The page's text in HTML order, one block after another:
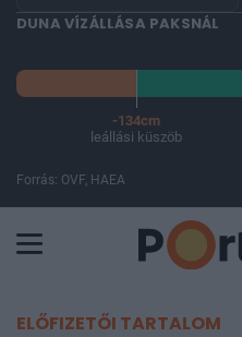
DUNA VÍZÁLLÁSA PAKSNÁL
-134cm
leállási küszöb
Forrás: OVF, HAEA
ELŐFIZETŐI TARTALOM